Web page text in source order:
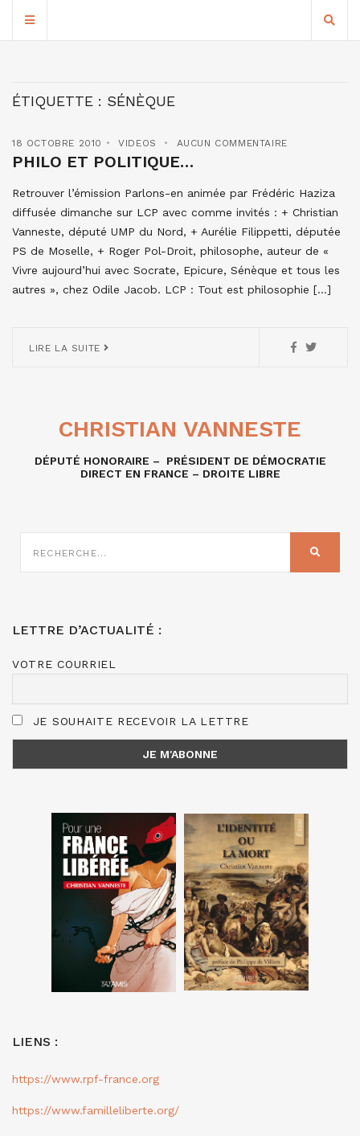
ÉTIQUETTE : SÉNÈQUE
18 OCTOBRE 2010 VIDEOS AUCUN COMMENTAIRE
PHILO ET POLITIQUE…
Retrouver l’émission Parlons-en animée par Frédéric Haziza
diffusée dimanche sur LCP avec comme invités : + Christian
Vanneste, député UMP du Nord, + Aurélie Filippetti, députée
PS de Moselle, + Roger Pol-Droit, philosophe, auteur de «
Vivre aujourd’hui avec Socrate, Epicure, Sénèque et tous les
autres », chez Odile Jacob. LCP : Tout est philosophie […]
LIRE LA SUITE
CHRISTIAN VANNESTE
DÉPUTÉ HONORAIRE – PRÉSIDENT DE DÉMOCRATIE
DIRECT EN FRANCE – DROITE LIBRE
SUR
LETTRE D’ACTUALITÉ :
VOTRE COURRIEL
JE SOUHAITE RECEVOIR LA LETTRE
LIENS :
https://www.rpf-france.org
https://www.familleliberte.org/